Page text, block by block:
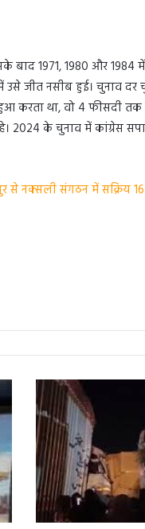
बाद 1971, 1980 और 1984
नसीब हुई। चुनाव दर
करता था, वो 4 फीसदी
2024 के चुनाव में कांग्रेस
से नक्सली संगठन में सक्रिय